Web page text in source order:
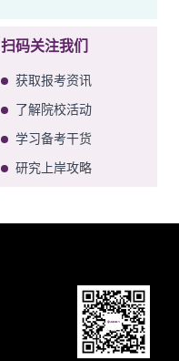
扫码关注我们
获取报考资讯
了解院校活动
学习备考干货
研究上岸攻略